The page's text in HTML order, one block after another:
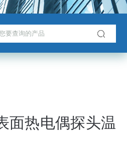
面热电偶探头温